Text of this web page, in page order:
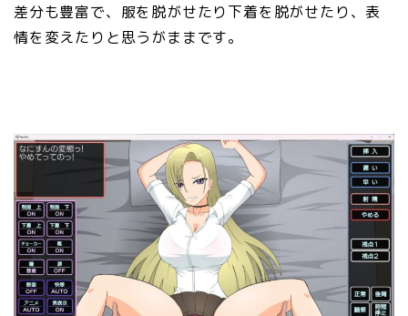
差分も豊富で、服を脱がせたり下着を脱がせたり、表
情を変えたりと思うがままです。